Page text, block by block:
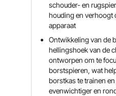
schouder- en
houding en verhoogt
apparaat
Ontwikkeling van de
hellingshoek van de
ontworpen om te
borstspieren, wat
borstkas te trainen
evenwichtiger en